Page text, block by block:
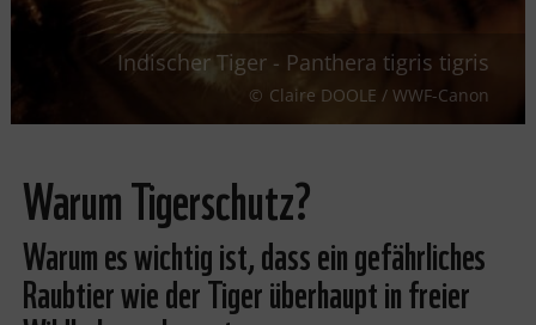
Indischer Tiger - Panthera tigris tigris
Claire DOOLE / WWF-Canon
Warum Tigerschutz?
Warum es wichtig ist, dass ein gefährliches
Raubtier wie der Tiger überhaupt in freier